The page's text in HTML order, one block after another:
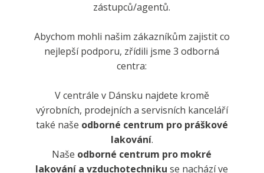
zástupců/agentů.
Abychom mohli našim zákazníkům zajistit co
nejlepší podporu, zřídili jsme 3 odborná
centra:
V centrále v Dánsku najdete kromě
výrobních, prodejních a servisních kanceláří
také naše odborné centrum pro práškové
lakování.
Naše odborné centrum pro mokré
lakování a vzduchotechniku se nachází ve